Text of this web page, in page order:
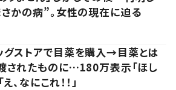
かの病”。女性の現在に迫る
グストアで目薬を購入→目薬とは
されたものに…180万表示「ほし
え、なにこれ！！」